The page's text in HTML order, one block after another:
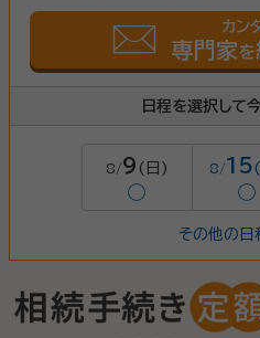
カン
専門家を
日程を選択して
8/9 (日)
◯
8/15
◯
その他の日